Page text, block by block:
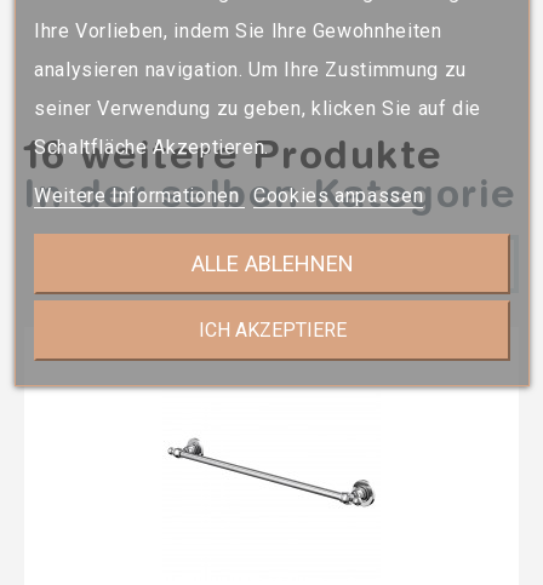
Ihre Vorlieben, indem Sie Ihre Gewohnheiten
analysieren navigation. Um Ihre Zustimmung zu
seiner Verwendung zu geben, klicken Sie auf die
Schaltfläche Akzeptieren.
Weitere Informationen Cookies anpassen
ALLE ABLEHNEN
ICH AKZEPTIERE
16 weitere Produkte
In der selben Kategorie